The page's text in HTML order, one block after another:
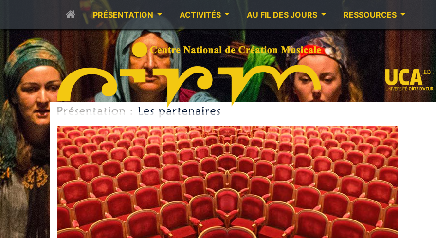
PRÉSENTATION ACTIVITÉS AU FIL DES JOURS RESSOURCES